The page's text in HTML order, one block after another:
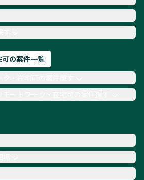
託
COBOL
Ruby
AWS
可の案件一覧
ートワーク・在宅可の案件探す